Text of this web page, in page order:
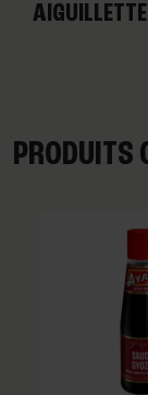
PRODUITS